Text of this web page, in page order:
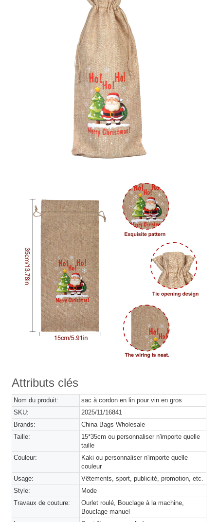
Attributs clés
Nom du produit:
sac à cordon en lin pour vin en gros
SKU:
2025/11/16841
Brands:
China Bags Wholesale
Taille:
15*35cm ou personnaliser n'importe quelle
taille
Couleur:
Kaki ou personnaliser n'importe quelle
couleur
Usage:
Vêtements, sport, publicité, promotion, etc.
Style:
Mode
Travaux de couture:
Ourlet roulé, Bouclage à la machine,
Bouclage manuel